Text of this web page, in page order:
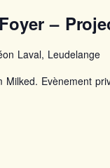
–
Laval, Leudelange
Milked. Evènement